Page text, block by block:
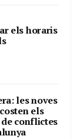
els horaris
les noves
els
conflictes